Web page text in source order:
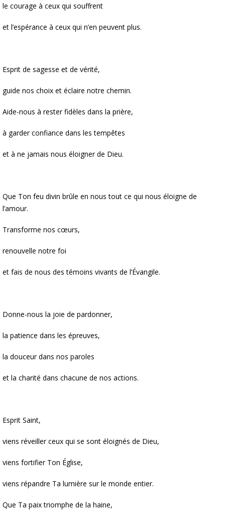
le courage à ceux qui souffrent
et l’espérance à ceux qui n’en peuvent plus.
Esprit de sagesse et de vérité,
guide nos choix et éclaire notre chemin.
Aide-nous à rester fidèles dans la prière,
à garder confiance dans les tempêtes
et à ne jamais nous éloigner de Dieu.
Que Ton feu divin brûle en nous tout ce qui nous éloigne de
l’amour.
Transforme nos cœurs,
renouvelle notre foi
et fais de nous des témoins vivants de l’Évangile.
Donne-nous la joie de pardonner,
la patience dans les épreuves,
la douceur dans nos paroles
et la charité dans chacune de nos actions.
Esprit Saint,
viens réveiller ceux qui se sont éloignés de Dieu,
viens fortifier Ton Église,
viens répandre Ta lumière sur le monde entier.
Que Ta paix triomphe de la haine,